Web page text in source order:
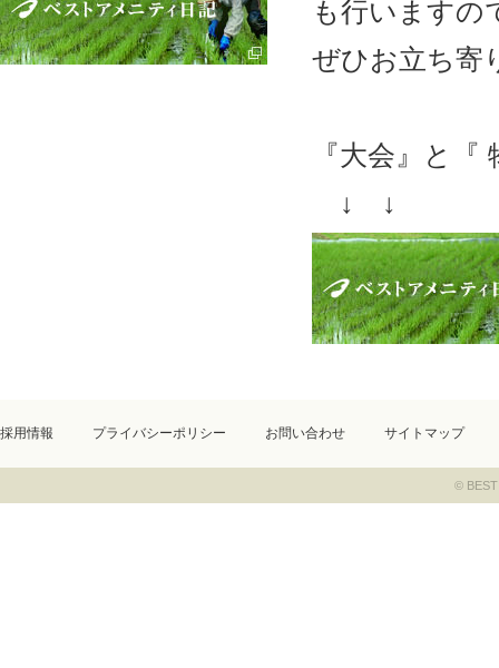
も行いますの
ぜひお立ち寄
『大会』と
↓ ↓
採用情報 プライバシーポリシー お問い合わせ サイトマップ
© BEST